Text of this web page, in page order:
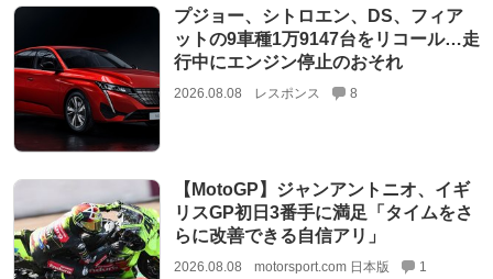
プジョー、シトロエン、DS、フィア
ットの9車種1万9147台をリコール…走
行中にエンジン停止のおそれ
2026.08.08 レスポンス 8
【MotoGP】ジャンアントニオ、イギ
リスGP初日3番手に満足「タイムをさ
らに改善できる自信アリ」
2026.08.08 motorsport.com 日本版 1